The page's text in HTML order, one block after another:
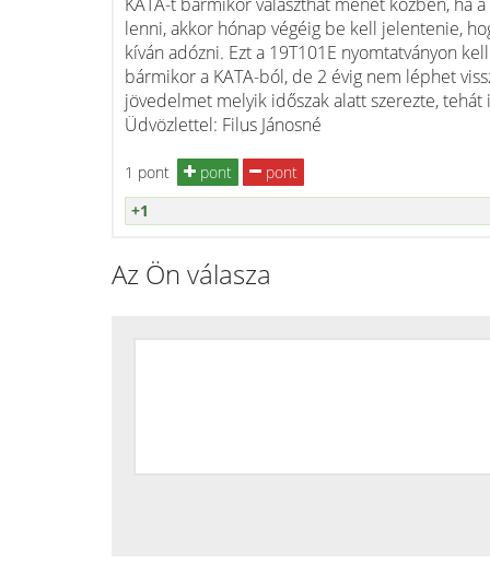
lenni, akkor hónap végéig be kell jelentenie,
kíván adózni. Ezt a 19T101E nyomtatványon
bármikor a KATA-ból, de 2 évig nem léphet
jövedelmet melyik időszak alatt szerezte,
Üdvözlettel: Filus Jánosné
1 pont pont
pont
+1
Az Ön válasza